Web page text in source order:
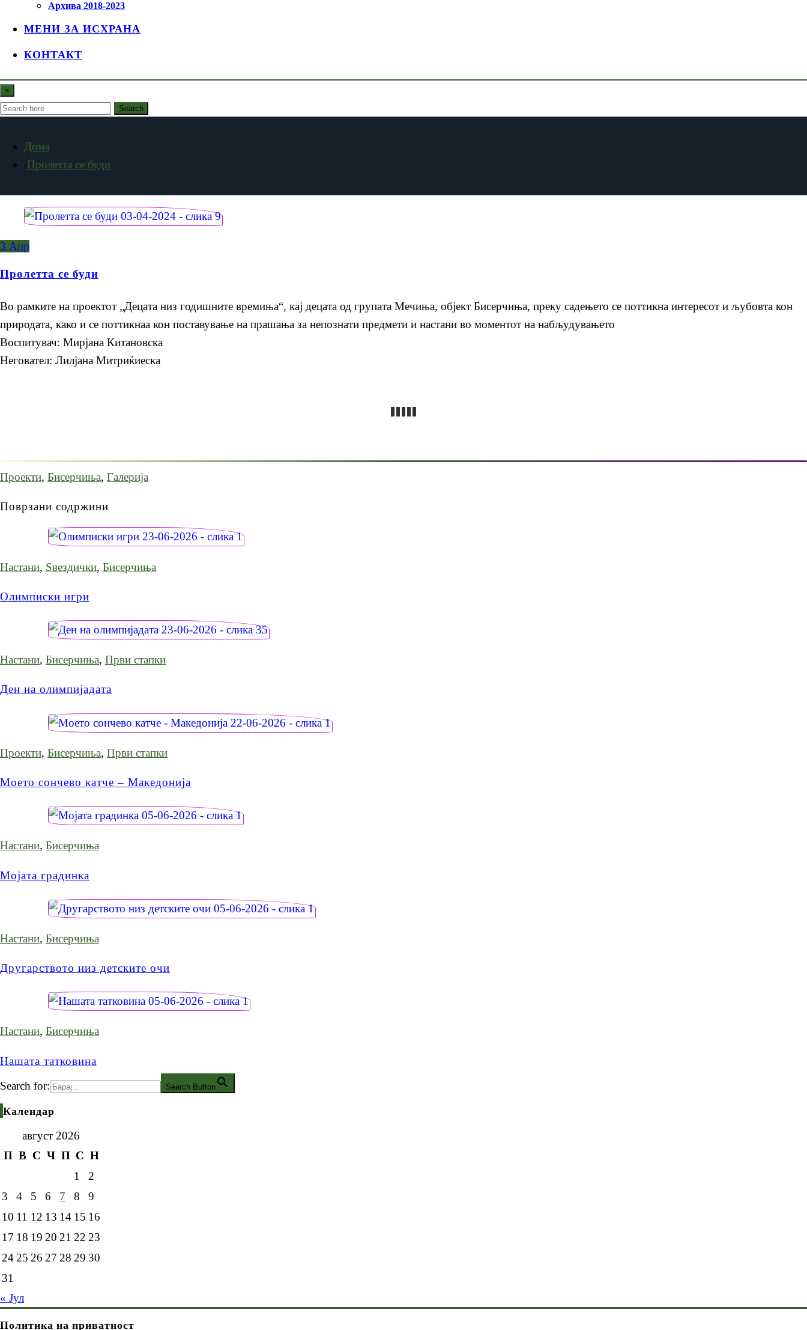
Архива 2018-2023
МЕНИ ЗА ИСХРАНА
КОНТАКТ
×
Search
Дома
Пролетта се буди
3 Апр
Пролетта се буди
Во рамките на проектот „Децата низ годишните времиња“, кај децата од групата Мечиња, објект Бисерчиња, преку садењето се поттикна интересот и љубовта кон
природата, како и се поттикнаа кон поставување на прашања за непознати предмети и настани во моментот на набљудувањето
Воспитувач: Мирјана Китановска
Неговател: Лилјана Митриќиеска
Проекти, Бисерчиња, Галерија
Поврзани содржини
Настани, Ѕвездички, Бисерчиња
Олимписки игри
Настани, Бисерчиња, Први стапки
Ден на олимпијадата
Проекти, Бисерчиња, Први стапки
Моето сончево катче – Македонија
Настани, Бисерчиња
Мојата градинка
Настани, Бисерчиња
Другарството низ детските очи
Настани, Бисерчиња
Нашата татковина
Search for:
Search Button
Календар
август 2026
П В С Ч П С Н
1
2
3
4 5 6 7 8
9
10 11 12 13 14 15 16
17 18 19 20 21 22 23
24 25 26 27 28 29 30
31
« Јул
Политика на приватност